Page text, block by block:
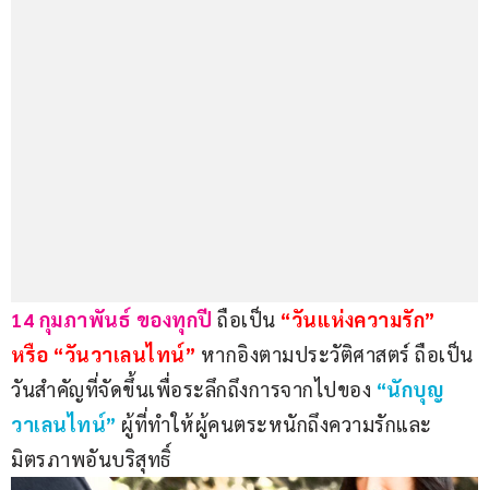
14 กุมภาพันธ์ ของทุกปี ถือเป็น “วันแห่งความรัก”
หรือ “วันวาเลนไทน์” หากอิงตามประวัติศาสตร์ ถือเป็น
วันสำคัญที่จัดขึ้นเพื่อระลึกถึงการจากไปของ “นักบุญ
วาเลนไทน์” ผู้ที่ทำให้ผู้คนตระหนักถึงความรักและ
มิตรภาพอันบริสุทธิ์